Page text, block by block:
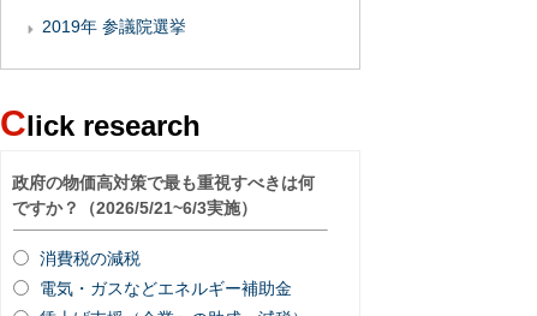
2019年 参議院選挙
Click research